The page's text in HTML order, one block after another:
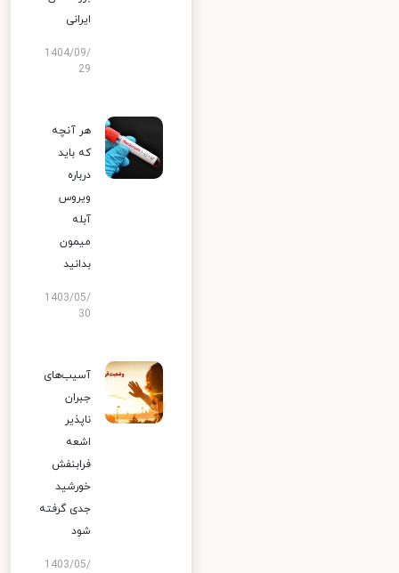
ایرانی
1404/09/
29
هر آنچه
که باید
درباره
ویروس
آبله
میمون
بدانید
1403/05/
30
آسیب‌های
جبران
ناپذیر
اشعه
فرابنفش
خورشید
جدی گرفته
شود
1403/05/